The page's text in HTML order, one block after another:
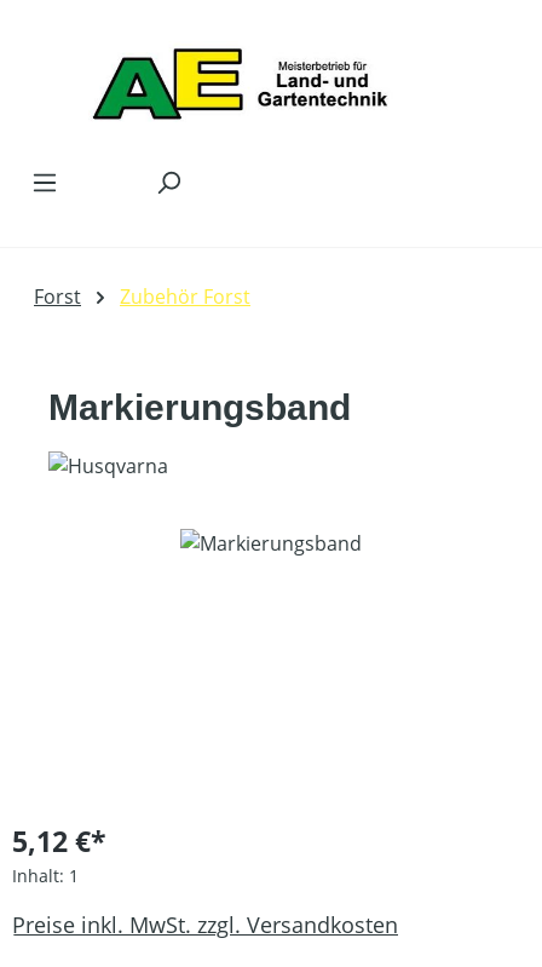
Forst Zubehör Forst
Markierungsband
Bildergalerie überspringen
5,12 €*
Inhalt: 1
Preise inkl. MwSt. zzgl. Versandkosten